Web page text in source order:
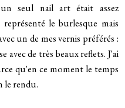
seul nail art était assez
le burlesque mais
un de mes vernis préférés :
avec de très beaux reflets. J'ai
qu'en ce moment le temps
le rendu.